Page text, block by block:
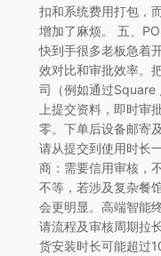
扣和系统费用打包，
增加了麻烦。 五、
快到手很多老板急着
效对比和审批效率。
司（例如通过Square
上提交资料，即时审
零。下单后设备邮寄
请从提交到使用时长
商：需要信用审核，
不等，若涉及复杂餐
会更明显。高端智能
请流程及审核周期拉
货安装时长可能超过